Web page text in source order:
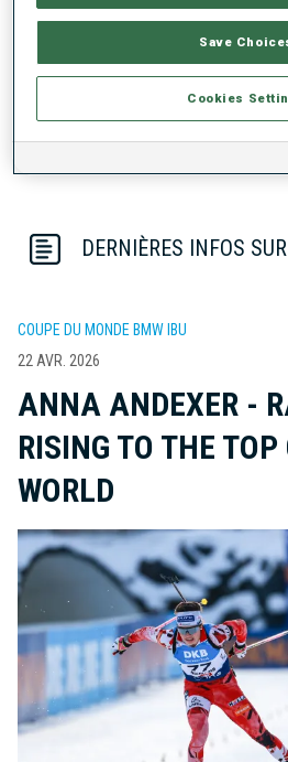
0%
DERNIÈRES INFOS
COUPE DU MONDE BMW IBU
22 AVR. 2026
ANNA ANDEXER -
RISING TO THE TOP
WORLD
Save
Cookies